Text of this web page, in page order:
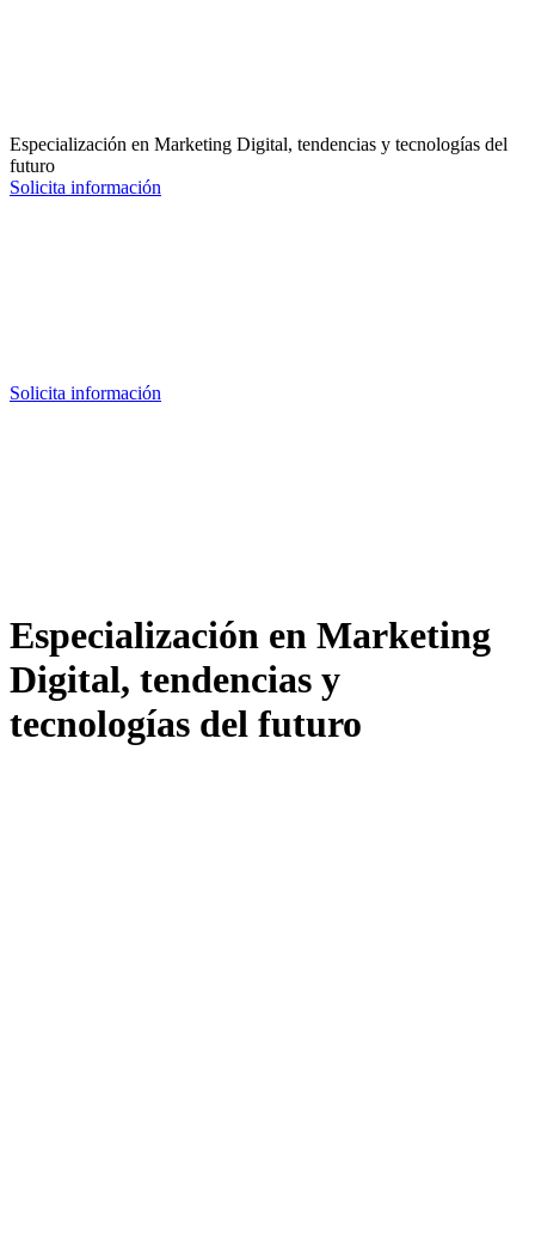
Especialización en Marketing Digital, tendencias y tecnologías del
futuro
Solicita información
Solicita información
Especialización en Marketing
Digital, tendencias y
tecnologías del futuro